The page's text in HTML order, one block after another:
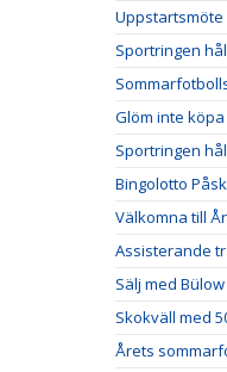
Uppstartsmöte
Sportringen
Glöm inte
Sportringen
Bingolotto
Välkomna till
Assisterande
Sälj med
Skokväll med
Årets